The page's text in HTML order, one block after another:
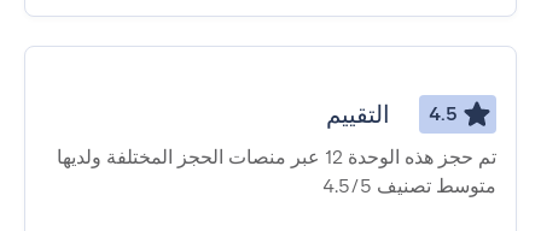
4.5 التقييم
تم حجز هذه الوحدة 12 عبر منصات الحجز المختلفة ولديها
متوسط ​​تصنيف 4.5/5